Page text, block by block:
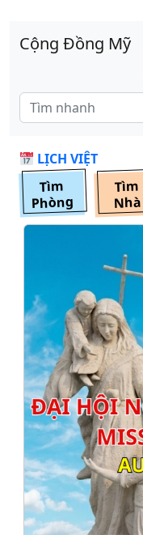
Cộng Đồng Mỹ
LỊCH VIỆT
Tìm
Phòng
Tìm
Nhà